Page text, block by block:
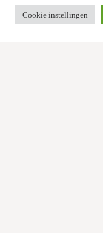
Cookie instellingen